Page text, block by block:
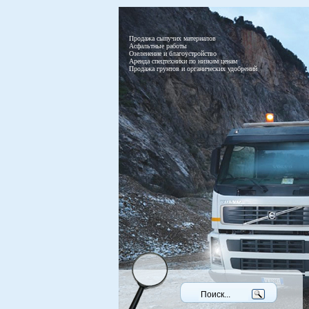
Продажа сыпучих материалов
Асфальтные работы
Озеленение и благоустройство
Аренда спецтехники по низким ценам
Продажа грунтов и органических удобрений